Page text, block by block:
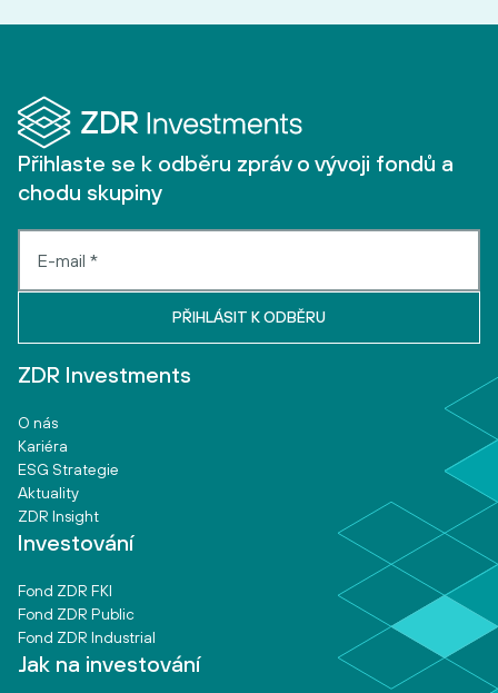
Přihlaste se k odběru zpráv o vývoji fondů a
chodu skupiny
ZDR Investments
O nás
Kariéra
ESG Strategie
Aktuality
ZDR Insight
Investování
Fond ZDR FKI
Fond ZDR Public
Fond ZDR Industrial
Jak na investování